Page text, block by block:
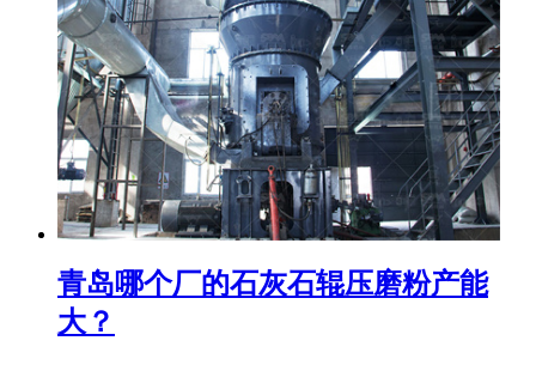
青岛哪个厂的石灰石辊压磨粉产能
大？